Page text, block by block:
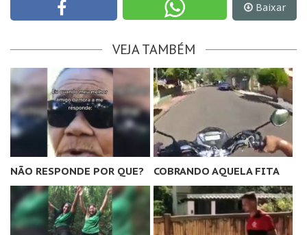
Baixar
VEJA TAMBÉM
NÃO RESPONDE POR QUE? COBRANDO AQUELA FITA